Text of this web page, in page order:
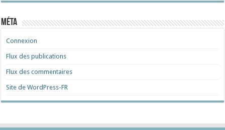
Méta
Connexion
Flux des publications
Flux des commentaires
Site de WordPress-FR